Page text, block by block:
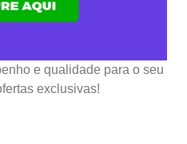
e qualidade para o seu
exclusivas!